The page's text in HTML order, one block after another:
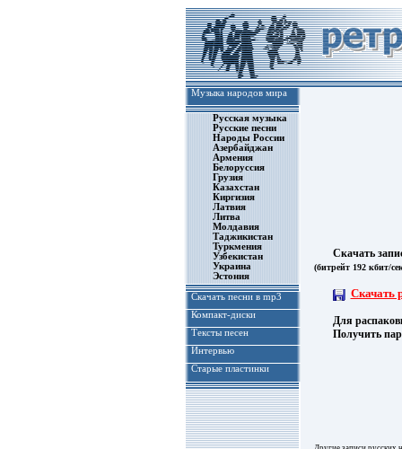
Музыка народов мира
Русская музыка
Русские песни
Народы России
Азербайджан
Армения
Белоруссия
Грузия
Казахстан
Киргизия
Латвия
Литва
Молдавия
Таджикистан
Туркмения
Узбекистан
Украина
Эстония
Скачать песни в mp3
Компакт-диски
Тексты песен
Интервью
Старые пластинки
Скачать
(битрейт 192 кбит/
Скачать
Для
Получить